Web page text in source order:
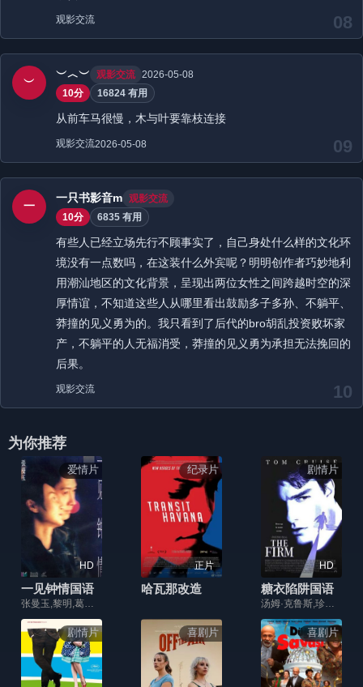
08
观影交流
09
︶
︶︿︶ 观影交流 2026-05-08
10分
16824 有用
从前车马很慢，木与叶要靠枝连接
观影交流2026-05-08
10
一
一只书影音m 观影交流
10分
6835 有用
有些人已经立场先行不顾事实了，自己身处什么样的文化环
境没有一点数吗，在这装什么外宾呢？明明创作者巧妙地利
用潮汕地区的文化背景，呈现出两位女性之间跨越时空的深
厚情谊，不知道这些人从哪里看出鼓励多子多孙、不躺平、
莽撞的见义勇为的。我只看到了后代的bro胡乱投资败坏家
产，不躺平的人无福消受，莽撞的见义勇为承担无法挽回的
后果。
观影交流
为你推荐
爱情片
HD
一见钟情国语
张曼玉,黎明,葛民辉,吴耀汉,关秀媚,周嘉玲,吴嘉龙
纪录片
正片
哈瓦那改造
剧情片
HD
糖衣陷阱国语
汤姆·克鲁斯,珍妮·特里普里霍恩,吉恩·哈克曼,哈尔·霍尔布鲁克,特里·金尼,威尔福德·布利姆雷,艾德·哈里斯,霍利·亨特,大卫·斯特雷泽恩,加里·布塞,史蒂芬·希尔,托宾·贝尔,芭芭拉·加里克,杰里·哈德因,保罗·考尔德伦,杰瑞·温特劳布,卡琳娜·隆巴德,玛格·马丁戴尔,约翰·贝尔,迪恩·诺里斯,卢·沃克,David A. Kimball,Janie Paris,大卫·德怀尔,阿非莫·奥米拉,Jeffrey Buckner Ford,特丽·韦尔斯,Greg Goossen,Ollie Nightinga
剧情片 喜剧片 喜剧片